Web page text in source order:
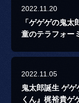
2022.11.20
「ゲゲゲの鬼
童のテラフォー
2022.11.05
鬼太郎誕生 ゲ
くん』梶裕貴